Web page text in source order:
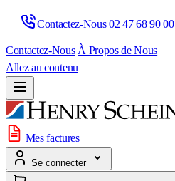
Contactez-Nous 02 47 68 90 00
Contactez-Nous À Propos de Nous
Allez au contenu
Mes factures
Se connecter